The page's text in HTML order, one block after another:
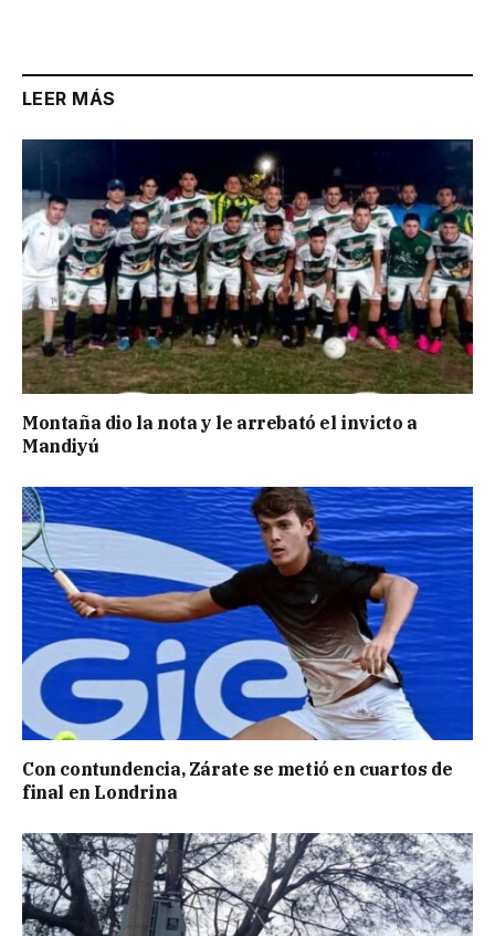
LEER MÁS
Montaña dio la nota y le arrebató el invicto a
Mandiyú
Con contundencia, Zárate se metió en cuartos de
final en Londrina